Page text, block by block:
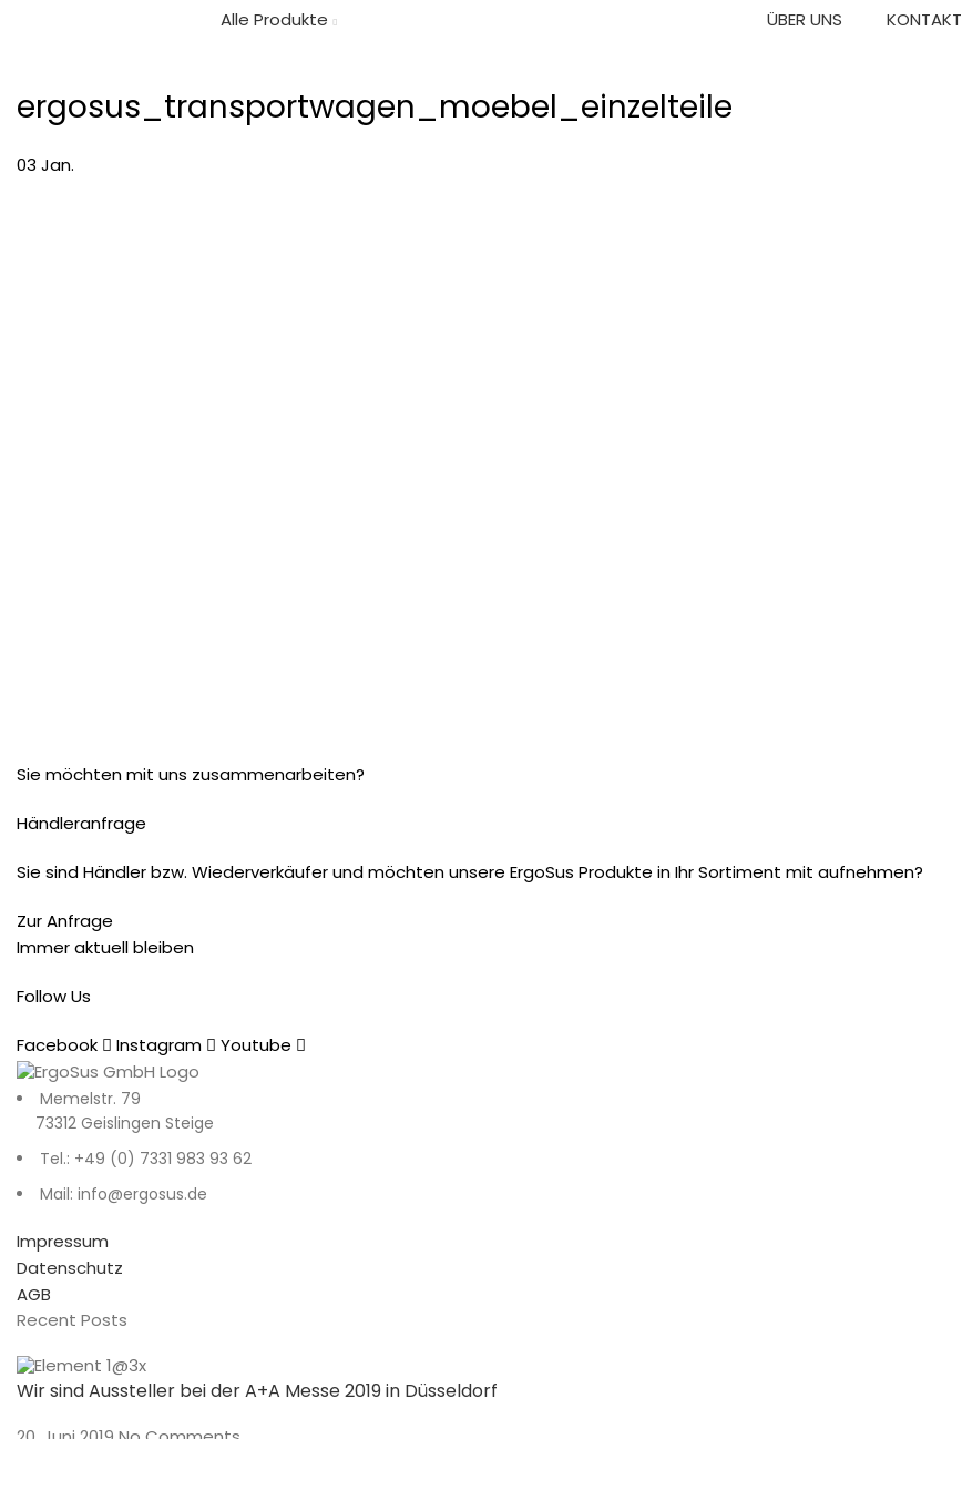
Alle Produkte ÜBER UNS KONTAKT
ergosus_transportwagen_moebel_einzelteile
03 Jan.
Sie möchten mit uns zusammenarbeiten?
Händleranfrage
Sie sind Händler bzw. Wiederverkäufer und möchten unsere ErgoSus Produkte in Ihr Sortiment mit aufnehmen?
Zur Anfrage
Immer aktuell bleiben
Follow Us
Facebook
Instagram Youtube
Memelstr. 79
73312 Geislingen Steige
Tel.: +49 (0) 7331 983 93 62
Mail: info@ergosus.de
Impressum
Datenschutz
AGB
Recent Posts
Wir sind Aussteller bei der A+A Messe 2019 in Düsseldorf
20. Juni 2019 No Comments